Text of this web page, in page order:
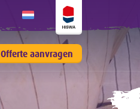
Offerte aanvragen